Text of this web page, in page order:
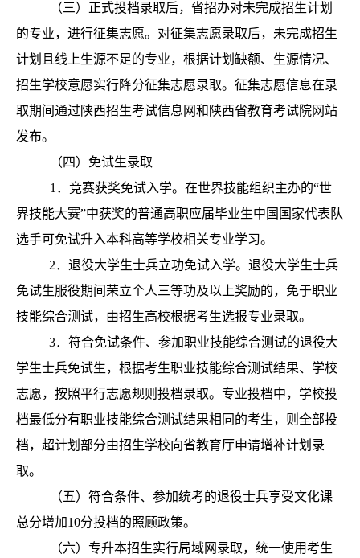
（三）正式投档录取后，省招办对未完成招生计划
的专业，进行征集志愿。对征集志愿录取后，未完成招生
计划且线上生源不足的专业，根据计划缺额、生源情况、
招生学校意愿实行降分征集志愿录取。征集志愿信息在录
取期间通过陕西招生考试信息网和陕西省教育考试院网站
发布。
（四）免试生录取
1．竞赛获奖免试入学。在世界技能组织主办的“世
界技能大赛”中获奖的普通高职应届毕业生中国国家代表队
选手可免试升入本科高等学校相关专业学习。
2．退役大学生士兵立功免试入学。退役大学生士兵
免试生服役期间荣立个人三等功及以上奖励的，免于职业
技能综合测试，由招生高校根据考生选报专业录取。
3．符合免试条件、参加职业技能综合测试的退役大
学生士兵免试生，根据考生职业技能综合测试结果、学校
志愿，按照平行志愿规则投档录取。专业投档中，学校投
档最低分有职业技能综合测试结果相同的考生，则全部投
档，超计划部分由招生学校向省教育厅申请增补计划录
取。
（五）符合条件、参加统考的退役士兵享受文化课
总分增加10分投档的照顾政策。
（六）专升本招生实行局域网录取，统一使用考生